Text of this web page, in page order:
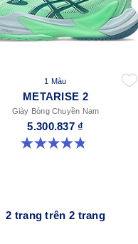
1 Màu
METARISE 2
Giày Bóng Chuyền Nam
5.300.837 ₫
4.8 trong số 5 sao. 131 đánh giá
2 trang trên 2 trang